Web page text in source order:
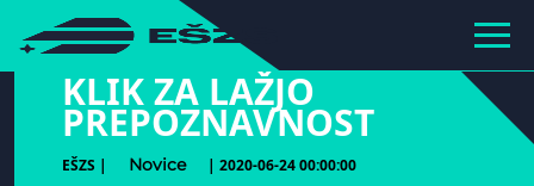
hihiiiiiiiiiii
KLIK ZA LAŽJO
PREPOZNAVNOST
EŠZS | Novice | 2020-06-24 00:00:00